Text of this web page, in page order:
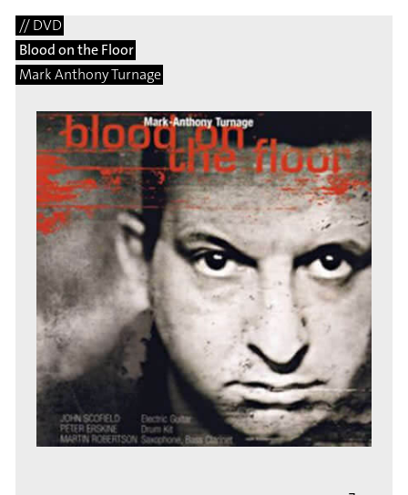
// DVD
Blood on the Floor
Mark Anthony Turnage